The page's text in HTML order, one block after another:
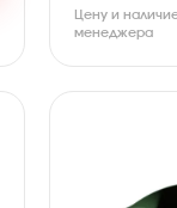
Цену и
менеджера